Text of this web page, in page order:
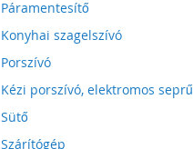
Páramentesítő
Konyhai szagelszívó
Porszívó
Kézi porszívó, elektromos seprű
Sütő
Szárítógép